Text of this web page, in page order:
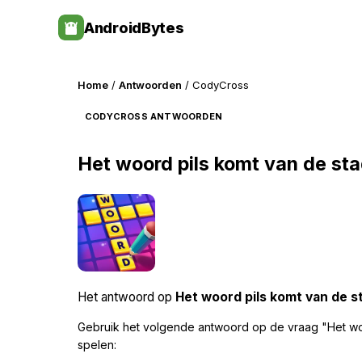
AndroidBytes
Home / Antwoorden / CodyCross
CODYCROSS ANTWOORDEN
Het woord pils komt van de
Het antwoord op Het woord pils komt van de
Gebruik het volgende antwoord op de vraag "Het
spelen: